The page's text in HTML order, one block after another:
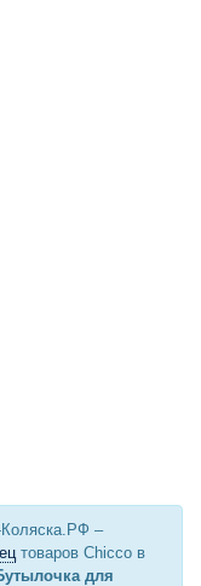
Коляска.РФ –
товаров Chicco в
для